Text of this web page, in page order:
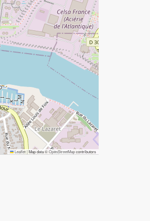
Leaflet|Map data ©OpenStreetMapcontributors